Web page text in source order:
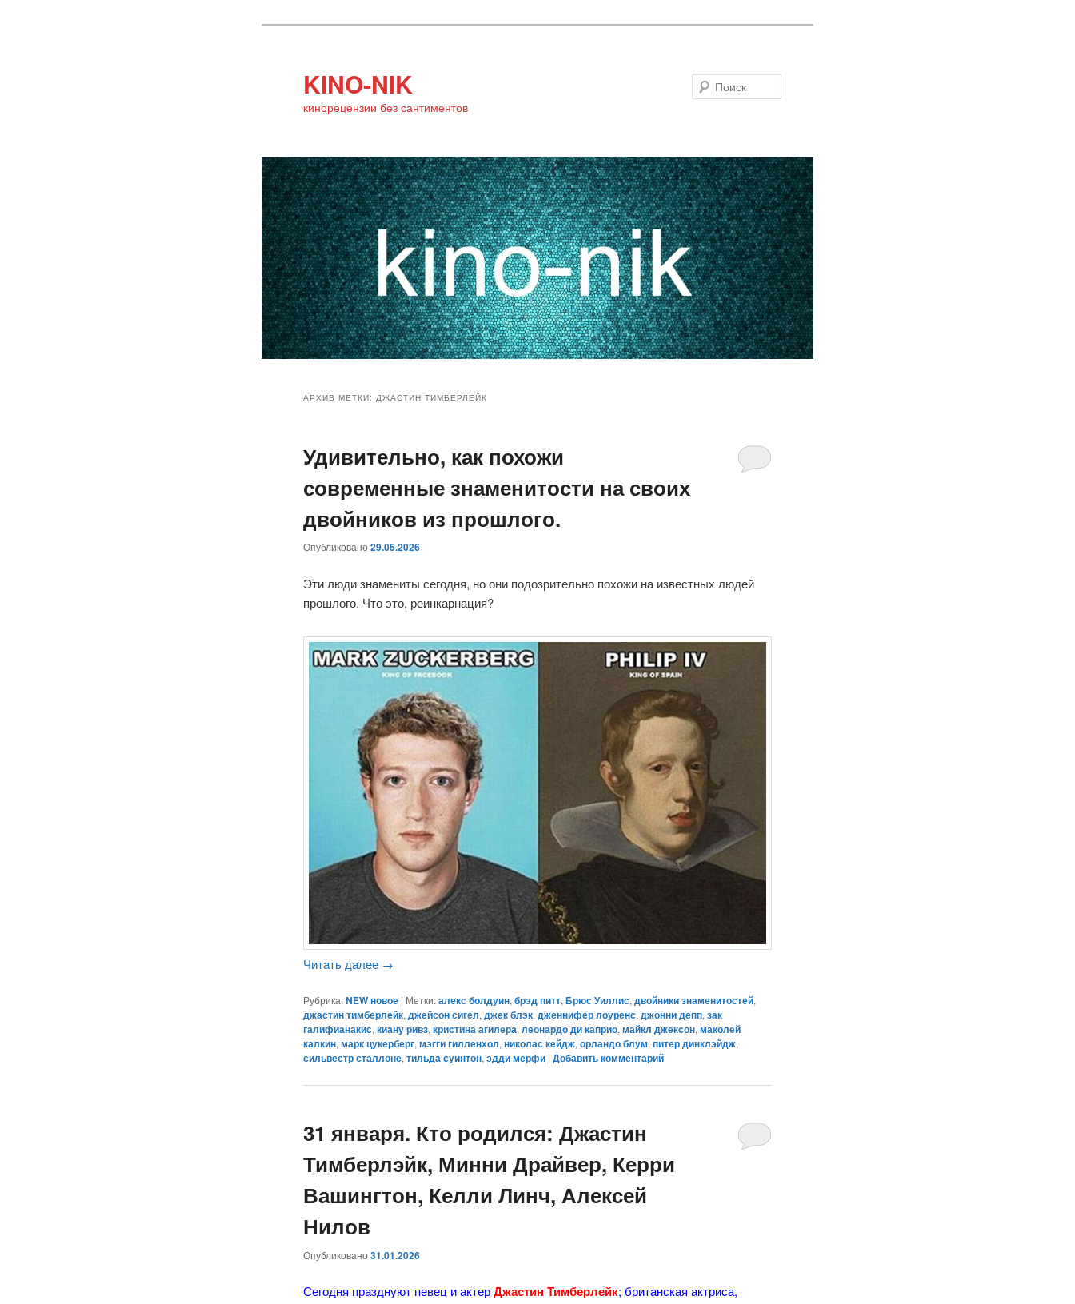
KINO-NIK
кинорецензии без сантиментов
основному
содержимому
дополнительному
содержимому
АРХИВ МЕТКИ: ДЖАСТИН ТИМБЕРЛЕЙК
Удивительно, как похожи
современные знаменитости на своих
двойников из прошлого.
Опубликовано29.05.2026
Эти люди знамениты сегодня, но они подозрительно похожи на известных людей
прошлого. Что это, реинкарнация?
Читать далее →
Рубрика: NEW новое | Метки: алекс болдуин,брэд питт,Брюс Уиллис,двойники знаменитостей,
джастин тимберлейк,джейсон сигел,джек блэк,дженнифер лоуренс,джонни депп,зак
галифианакис,киану ривз,кристина агилера,леонардо ди каприо,майкл джексон,маколей
калкин,марк цукерберг,мэгги гилленхол,николас кейдж,орландо блум,питер динклэйдж,
сильвестр сталлоне,тильда суинтон,эдди мерфи |Добавить комментарий
31 января. Кто родился: Джастин
Тимберлэйк, Минни Драйвер, Керри
Вашингтон, Келли Линч, Алексей
Нилов
Опубликовано31.01.2026
Сегодня празднуют певец и актерДжастин Тимберлейк; британская актриса,